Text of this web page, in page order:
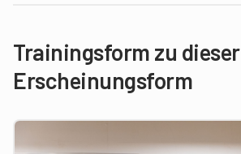
Trainingsform zu dieser
Erscheinungsform